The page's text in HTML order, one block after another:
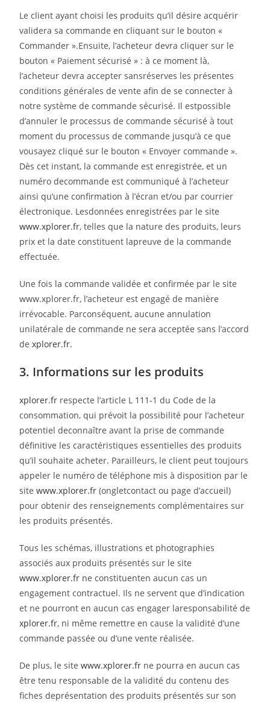
Le client ayant choisi les produits qu’il désire acquérir
validera sa commande en cliquant sur le bouton «
Commander ».Ensuite, l’acheteur devra cliquer sur le
bouton « Paiement sécurisé » : à ce moment là,
l’acheteur devra accepter sansréserves les présentes
conditions générales de vente afin de se connecter à
notre système de commande sécurisé. Il estpossible
d’annuler le processus de commande sécurisé à tout
moment du processus de commande jusqu’à ce que
vousayez cliqué sur le bouton « Envoyer commande ».
Dès cet instant, la commande est enregistrée, et un
numéro decommande est communiqué à l’acheteur
ainsi qu’une confirmation à l’écran et/ou par courrier
électronique. Lesdonnées enregistrées par le site
www.xplorer.fr, telles que la nature des produits, leurs
prix et la date constituent lapreuve de la commande
effectuée.
Une fois la commande validée et confirmée par le site
www.xplorer.fr, l’acheteur est engagé de manière
irrévocable. Parconséquent, aucune annulation
unilatérale de commande ne sera acceptée sans l’accord
dexplorer.fr.
3. Informations sur les produits
xplorer.fr respecte l’article L 111-1 du Code de la
consommation, qui prévoit la possibilité pour l’acheteur
potentiel deconnaître avant la prise de commande
définitive les caractéristiques essentielles des produits
qu’il souhaite acheter. Parailleurs, le client peut toujours
appeler le numéro de téléphone mis à disposition par le
sitewww.xplorer.fr (ongletcontact ou page d’accueil)
pour obtenir des renseignements complémentaires sur
les produits présentés.
Tous les schémas, illustrations et photographies
associés aux produits présentés sur le site
www.xplorer.fr ne constituenten aucun cas un
engagement contractuel. Ils ne servent que d’indication
et ne pourront en aucun cas engager laresponsabilité de
xplorer.fr, ni même remettre en cause la validité d’une
commande passée ou d’une vente réalisée.
De plus, le sitewww.xplorer.fr ne pourra en aucun cas
être tenu responsable de la validité du contenu des
fiches deprésentation des produits présentés sur son